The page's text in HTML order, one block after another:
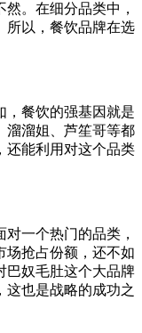
。在细分品类中，
所以，餐饮品牌在选
，餐饮的强基因就是
溜溜姐、芦笙哥等都
还能利用对这个品类
一个热门的品类，
场抢占份额，还不如
巴奴毛肚这个大品牌
这也是战略的成功之